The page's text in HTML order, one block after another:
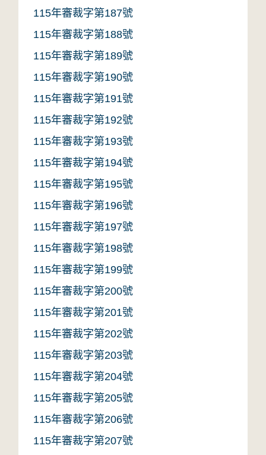
115年審裁字第187號
115年審裁字第188號
115年審裁字第189號
115年審裁字第190號
115年審裁字第191號
115年審裁字第192號
115年審裁字第193號
115年審裁字第194號
115年審裁字第195號
115年審裁字第196號
115年審裁字第197號
115年審裁字第198號
115年審裁字第199號
115年審裁字第200號
115年審裁字第201號
115年審裁字第202號
115年審裁字第203號
115年審裁字第204號
115年審裁字第205號
115年審裁字第206號
115年審裁字第207號